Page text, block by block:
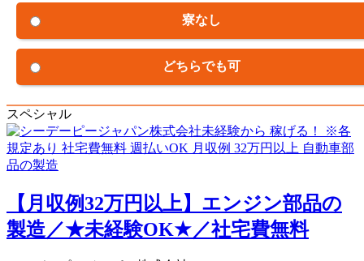
寮なし
どちらでも可
スペシャル
【月収例32万円以上】エンジン部品の
製造／★未経験OK★／社宅費無料